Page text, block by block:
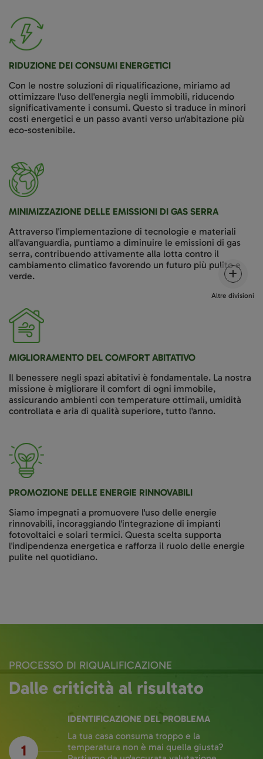
RIDUZIONE DEI CONSUMI ENERGETICI
Con le nostre soluzioni di riqualificazione, miriamo ad
ottimizzare l'uso dell'energia negli immobili, riducendo
significativamente i consumi. Questo si traduce in minori
costi energetici e un passo avanti verso un'abitazione più
eco-sostenibile.
MINIMIZZAZIONE DELLE EMISSIONI DI GAS SERRA
Attraverso l'implementazione di tecnologie e materiali
all'avanguardia, puntiamo a diminuire le emissioni di gas
serra, contribuendo attivamente alla lotta contro il
cambiamento climatico favorendo un futuro più pulito e
verde.
MIGLIORAMENTO DEL COMFORT ABITATIVO
Il benessere negli spazi abitativi è fondamentale. La nostra
missione è migliorare il comfort di ogni immobile,
assicurando ambienti con temperature ottimali, umidità
controllata e aria di qualità superiore, tutto l'anno.
PROMOZIONE DELLE ENERGIE RINNOVABILI
Siamo impegnati a promuovere l'uso delle energie
rinnovabili, incoraggiando l'integrazione di impianti
fotovoltaici e solari termici. Questa scelta supporta
l'indipendenza energetica e rafforza il ruolo delle energie
pulite nel quotidiano.
PROCESSO DI RIQUALIFICAZIONE
Dalle criticità al risultato
IDENTIFICAZIONE DEL PROBLEMA
La tua casa consuma troppo e la
temperatura non è mai quella giusta?
1
Altre divisioni